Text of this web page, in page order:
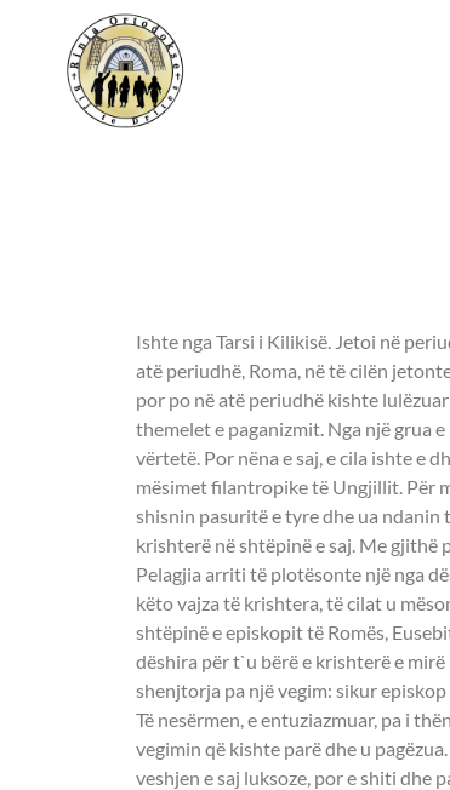
Ishte nga Tarsi i Kilikisë. Jetoi në
atë periudhë, Roma, në të cilën
por po në atë periudhë kishte
themelet e paganizmit. Nga një grua
vërtetë. Por nëna e saj, e cila ishte e
mësimet filantropike të Ungjillit. Për
shisnin pasuritë e tyre dhe ua ndanin
krishterë në shtëpinë e saj. Me gjithë
Pelagjia arriti të plotësonte një nga
këto vajza të krishtera, të cilat u
shtëpinë e episkopit të Romës,
dëshira për t`u bërë e krishterë e
shenjtorja pa një vegim: sikur
Të nesërmen, e entuziazmuar, pa i
vegimin që kishte parë dhe u
veshjen e saj luksoze, por e shiti dhe